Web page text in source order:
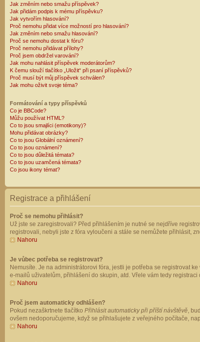
Jak změním nebo smažu příspěvek?
Jak přidám podpis k mému příspěvku?
Jak vytvořím hlasování?
Proč nemohu přidat více možností pro hlasování?
Jak změním nebo smažu hlasování?
Proč se nemohu dostat k fóru?
Proč nemohu přidávat přílohy?
Proč jsem obdržel varování?
Jak mohu nahlásit příspěvek moderátorům?
K čemu slouží tlačítko „Uložit“ při psaní příspěvků?
Proč musí být můj příspěvek schválen?
Jak mohu oživit svoje téma?
Formátování a typy příspěvků
Co je BBCode?
Můžu používat HTML?
Co to jsou smajlíci (emotikony)?
Mohu přidávat obrázky?
Co to jsou Globální oznámení?
Co to jsou oznámení?
Co to jsou důležitá témata?
Co to jsou uzamčená témata?
Co jsou ikony témat?
Registrace a přihlášení
Proč se nemohu přihlásit?
Už jste se zaregistrovali? Před přihlášením je nutné se nejdříve
registrovali, nebyli jste z fóra vyloučeni a stále se nemůžete přihlásit,
Nahoru
Je vůbec potřeba se registrovat?
Nemusíte. Je na administrátorovi fóra, jestli je potřeba se registrovat
e-mailů uživatelům, přihlášení do skupin, atd. Vřele vám tedy
Nahoru
Proč jsem automaticky odhlášen?
Pokud nezaškrtnete tlačítko Přihlásit automaticky při příští návštěvě,
ovšem nedoporučujeme, když se přihlašujete z veřejného počítače,
Nahoru